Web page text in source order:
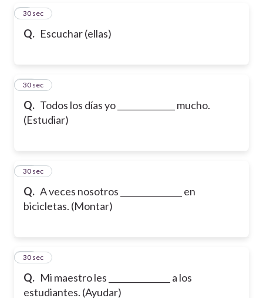
Q. Escuchar (ellas)
9
30 sec
Q. Todos los días yo ______________ mucho.
(Estudiar)
10
30 sec
Q. A veces nosotros _______________ en
bicicletas. (Montar)
11
30 sec
Q. Mi maestro les _______________ a los
estudiantes. (Ayudar)
12
30 sec